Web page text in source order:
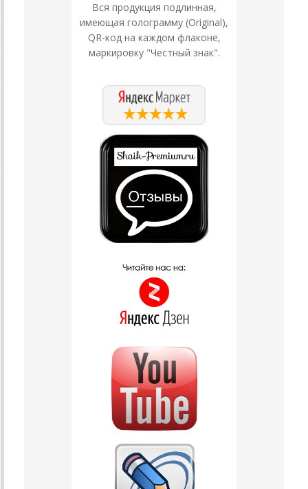
Вся продукция подлинная,
имеющая голограмму (Original),
QR-код на каждом флаконе,
маркировку "Честный знак".